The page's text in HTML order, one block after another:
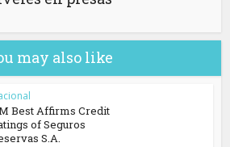
may also like
Best Affirms Credit
of Seguros
S.A.